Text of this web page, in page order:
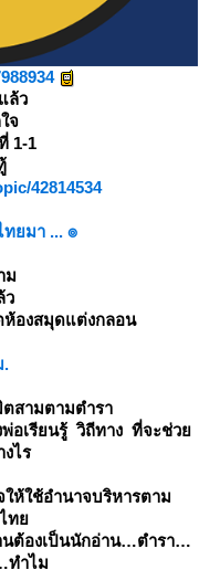
ล้ว
จ
1-1
42814534
ยมา ... ๏
ม
ว
องสมุดแต่งกลอน
.
สามตามตำรา
อเรียนรู้ วิถีทาง ที่จะช่ว
ไร
ห้ใช้อำนาจบริหารตาม
ไท
ต้องเป็นนักอ่าน…ตำรา
ทำไม